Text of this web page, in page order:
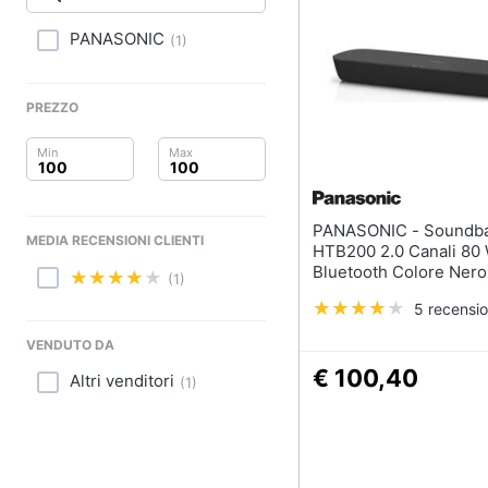
Arredo
Salute e igiene
Giocattoli
Fotografia
Casalinghi
PANASONIC (1)
PREZZO
MEDIA RECENSIONI CLIENTI
(1)
VENDUTO DA
Altri venditori (1)
PANASONIC - Soundbar SC-
HTB200 2.0 Canali 80
Bluetooth Colore Nero
5
€ 100,40